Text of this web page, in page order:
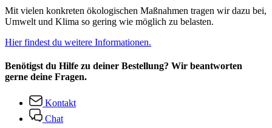
Mit vielen konkreten ökologischen Maßnahmen tragen wir dazu bei,
Umwelt und Klima so gering wie möglich zu belasten.
Hier findest du weitere Informationen.
Benötigst du Hilfe zu deiner Bestellung? Wir beantworten
gerne deine Fragen.
Kontakt
Chat